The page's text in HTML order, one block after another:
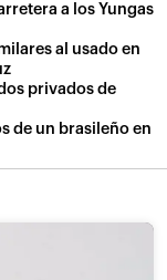
a los Yungas
al usado en
privados de
de un brasileño en